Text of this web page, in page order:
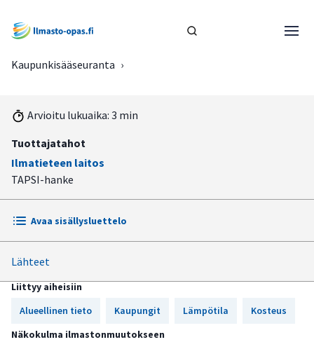
Kaupunkisääseuranta ›
Arvioitu lukuaika: 3 min
Tuottajatahot
Ilmatieteen laitos
TAPSI-hanke
Avaa sisällysluettelo
Työkalu tarjoaa reaaliaikaisia havaintoja kolmesta
kaupungista
Työkalu tarjoaa tietoa kartalla ja aikasarjakuvaajina
Työkalu tukee ilmastonmuutokseen sopeutumista
Lähteet
Liittyy aiheisiin
Alueellinen tieto
Kaupungit Lämpötila
Kosteus
Näkokulma ilmastonmuutokseen